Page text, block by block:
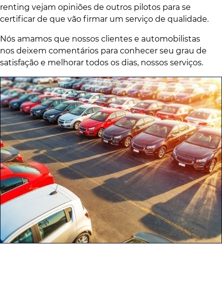
renting vejam opiniões de outros pilotos para se
certificar de que vão firmar um serviço de qualidade.
Nós amamos que nossos clientes e automobilistas
nos deixem comentários para conhecer seu grau de
satisfação e melhorar todos os dias, nossos serviços.